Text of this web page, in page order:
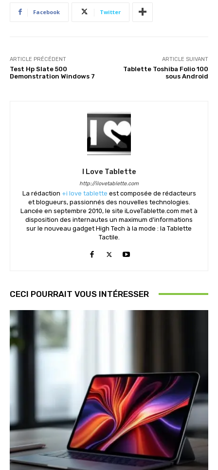
Facebook Twitter
ARTICLE PRÉCÉDENT
Test Hp Slate 500
Demonstration Windows 7
ARTICLE SUIVANT
Tablette Toshiba Folio 100
sous Android
I Love Tablette
http://ilovetablette.com
La rédaction +i love tablette est composée de rédacteurs
et blogueurs, passionnés des nouvelles technologies.
Lancée en septembre 2010, le site iLoveTablette.com met à
disposition des internautes un maximum d'informations
sur le nouveau gadget High Tech à la mode : la Tablette
Tactile.
CECI POURRAIT VOUS INTÉRESSER